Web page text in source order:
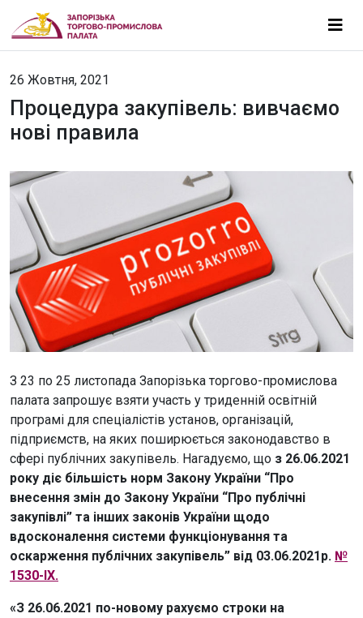
26 Жовтня, 2021
Процедура закупівель: вивчаємо
нові правила
З 23 по 25 листопада Запорізька торгово-промислова
палата запрошує взяти участь у триденній освітній
програмі для спеціалістів установ, організацій,
підприємств, на яких поширюється законодавство в
сфері публічних закупівель. Нагадуємо, що з 26.06.2021
року діє більшість норм Закону України “Про
внесення змін до Закону України “Про публічні
закупівлі” та інших законів України щодо
вдосконалення системи функціонування та
оскарження публічних закупівель” від 03.06.2021р. №
1530-IX.
«З 26.06.2021 по-новому рахуємо строки на